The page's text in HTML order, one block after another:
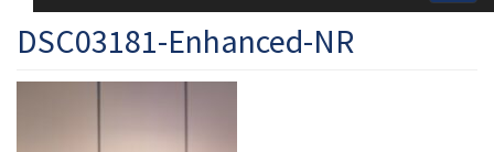
DSC03181-Enhanced-NR